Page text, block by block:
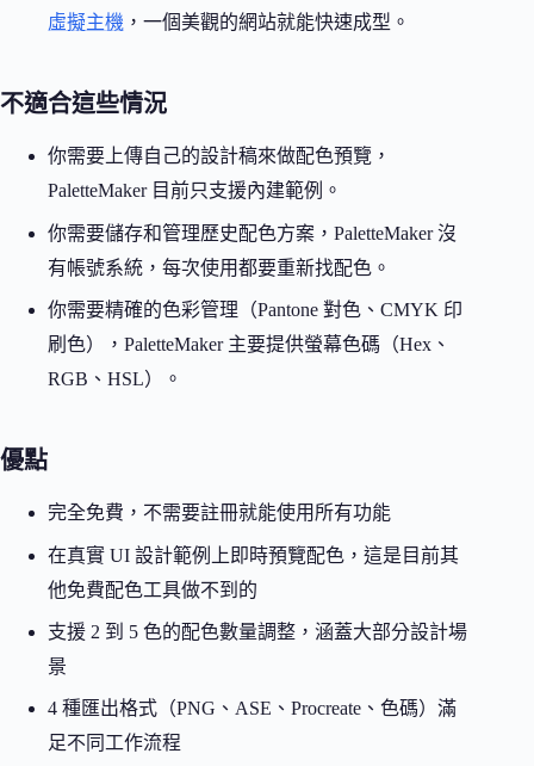
虛擬主機 ，一個美觀的網站就能快速成型。
不適合這些情況
你需要上傳自己的設計稿來做配色預覽，
PaletteMaker 目前只支援內建範例。
你需要儲存和管理歷史配色方案，PaletteMaker 沒
有帳號系統，每次使用都要重新找配色。
你需要精確的色彩管理（Pantone 對色、CMYK 印
刷色），PaletteMaker 主要提供螢幕色碼（Hex、
RGB、HSL）。
優點
完全免費，不需要註冊就能使用所有功能
在真實 UI 設計範例上即時預覽配色，這是目前其
他免費配色工具做不到的
支援 2 到 5 色的配色數量調整，涵蓋大部分設計場
景
4 種匯出格式（PNG、ASE、Procreate、色碼）滿
足不同工作流程